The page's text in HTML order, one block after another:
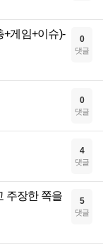
+게임+이슈)-
0
댓글
0
댓글
4
댓글
주장한 쪽을
5
댓글